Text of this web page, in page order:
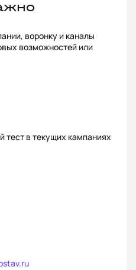
воронку и каналы
возможностей или
тест в текущих кампаниях